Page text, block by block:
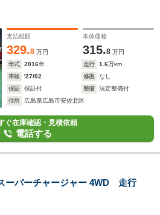
支払総額
329.8 万円
本体価格
315.8 万円
年式
2016年 走行 1.6万km
車検
'27/02 修復
なし
保証
保証付 整備
法定整備付
住所
広島県広島市安佐北区
ぐ在庫確認・見積依頼
電話する
ーパーチャージャー 4WD 走行